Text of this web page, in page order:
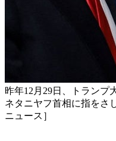
昨年12月29日、トランプ
ネタニヤフ首相に指をさ
ニュース］